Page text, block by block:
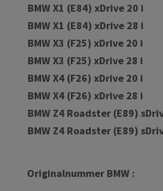
BMW X1 (E84) xDrive 20 i
BMW X1 (E84) xDrive 28 i
BMW X3 (F25) xDrive 20 i
BMW X3 (F25) xDrive 28 i
BMW X4 (F26) xDrive 20 i
BMW X4 (F26) xDrive 28 i
BMW Z4 Roadster (E89)
BMW Z4 Roadster (E89)
Originalnummer BMW :